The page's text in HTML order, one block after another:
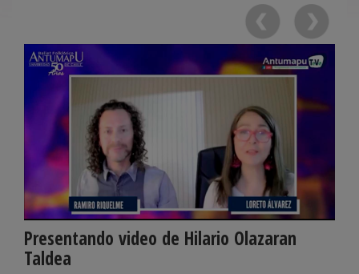
Presentando video de Hilario Olazaran
Taldea